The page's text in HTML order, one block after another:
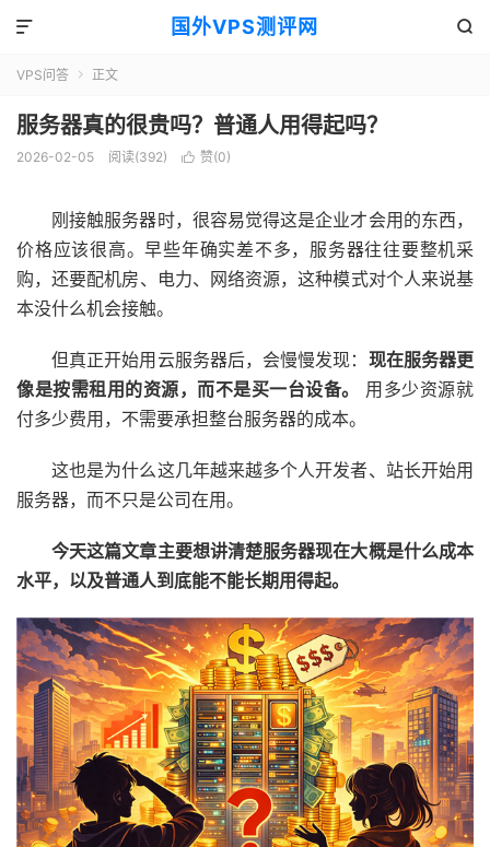
国外VPS测评网 

VPS问答  正文
服务器真的很贵吗？普通人用得起吗？
2026-02-05 阅读(392)  赞(0)
刚接触服务器时，很容易觉得这是企业才会用的东西，
价格应该很高。早些年确实差不多，服务器往往要整机采
购，还要配机房、电力、网络资源，这种模式对个人来说基
本没什么机会接触。
但真正开始用云服务器后，会慢慢发现： 现在服务器更
像是按需租用的资源，而不是买一台设备。
用多少资源就
付多少费用，不需要承担整台服务器的成本。
这也是为什么这几年越来越多个人开发者、站长开始用
服务器，而不只是公司在用。
今天这篇文章主要想讲清楚服务器现在大概是什么成本
水平，以及普通人到底能不能长期用得起。